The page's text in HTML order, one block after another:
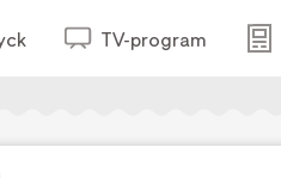
TV-program